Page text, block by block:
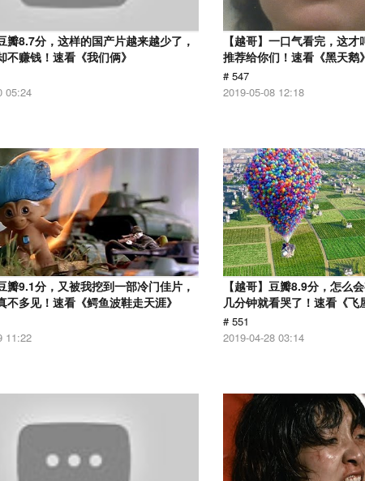
瓣8.7分，这样的国产片越来越少了，
不赚钱！速看《我们俩》
05:24
【越哥】一口气看完，这
推荐给你们！速看《黑天鹅》
# 547
2019-05-08 12:18
瓣9.1分，又被我挖到一部冷门佳片，
不多见！速看《鳄鱼波鞋走天涯》
11:22
【越哥】豆瓣8.9分，怎么
几分钟就看哭了！速看《飞
# 551
2019-04-28 03:14